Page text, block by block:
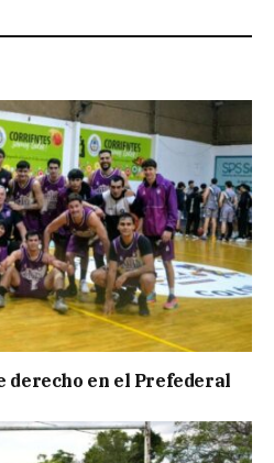
derecho en el Prefederal